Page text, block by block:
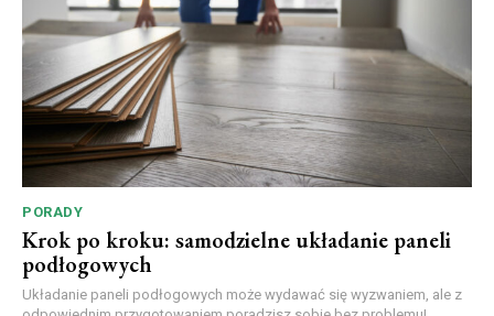
PORADY
Krok po kroku: samodzielne układanie paneli
podłogowych
Układanie paneli podłogowych może wydawać się wyzwaniem, ale z